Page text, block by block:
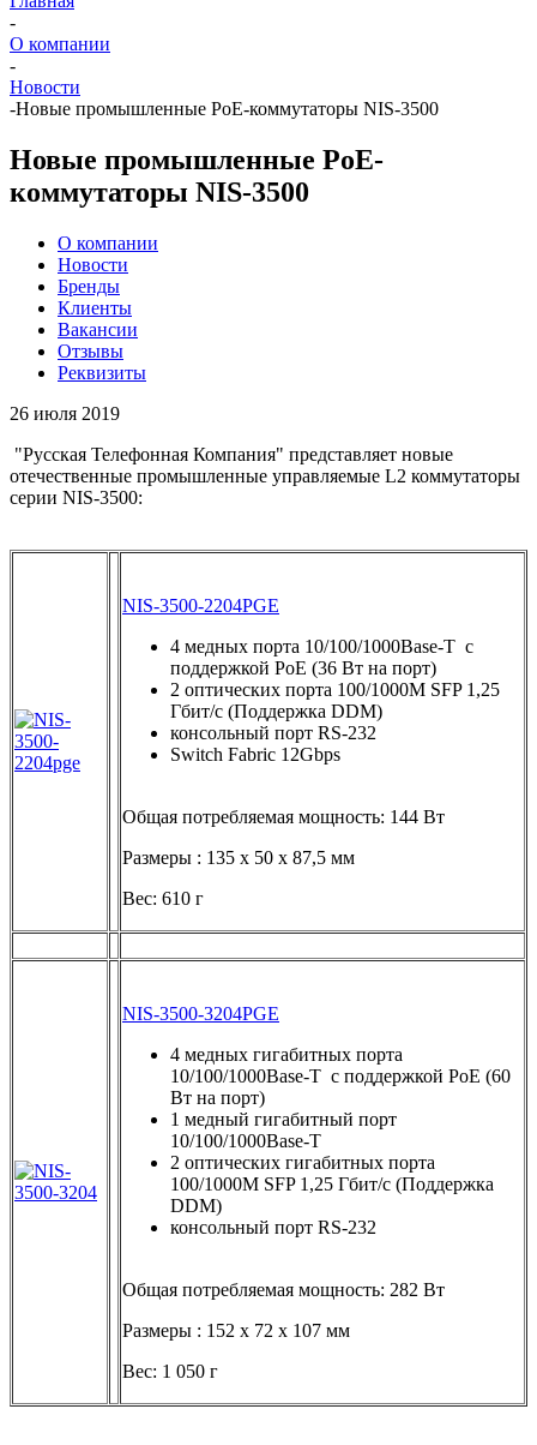
-
О компании
-
Новости
-Новые промышленные PoE-коммутаторы NIS-3500
Новые промышленные PoE-
коммутаторы NIS-3500
О компании
Новости
Бренды
Клиенты
Вакансии
Отзывы
Реквизиты
26 июля 2019
"Русская Телефонная Компания" представляет новые
отечественные промышленные управляемые L2 коммутаторы
серии NIS-3500:
NIS-3500-2204PGE
4 медных порта 10/100/1000Base-T с
поддержкой PoE (36 Вт на порт)
2 оптических порта 100/1000M SFP 1,25
Гбит/с (Поддержка DDM)
консольный порт RS-232
Switch Fabric 12Gbps
Общая потребляемая мощность: 144 Вт
Размеры : 135 x 50 x 87,5 мм
Вес: 610 г
NIS-3500-3204PGE
4 медных гигабитных порта
10/100/1000Base-T с поддержкой PoE (60
Вт на порт)
1 медный гигабитный порт
10/100/1000Base-T
2 оптических гигабитных порта
100/1000M SFP 1,25 Гбит/с (Поддержка
DDM)
консольный порт RS-232
Общая потребляемая мощность: 282 Вт
Размеры : 152 x 72 x 107 мм
Вес: 1 050 г